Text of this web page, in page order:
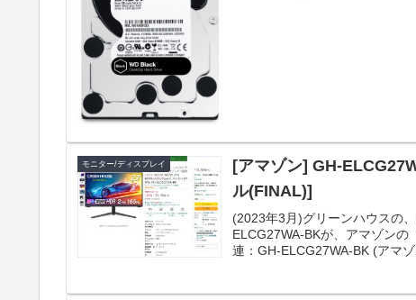
モニター/ディスプレイ
[アマゾン] GH-
ル(FINAL)]
(2023年3月)グリーンハウスの
ELCG27WA-BKが、アマゾン
連：GH-ELCG27WA-BK (アマゾ